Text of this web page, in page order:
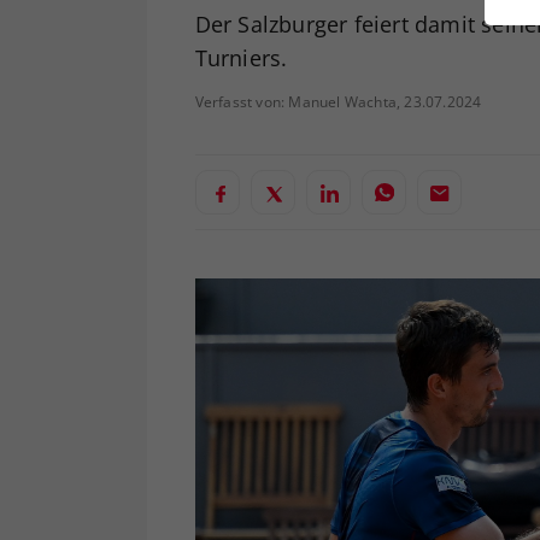
Der Salzburger feiert damit
Turniers.
Verfasst von: Manuel Wachta, 23.07.2024